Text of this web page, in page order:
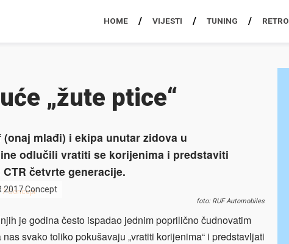
HOME VIJESTI TUNING RETRO
„žute ptice“
mlađi) i ekipa unutar zidova u
odlučili vratiti se korijenima i predstaviti
četvrte generacije.
2017 Concept
foto: RUF Automobiles
je godina često ispadao jednim poprilično čudnovatim
svako toliko pokušavaju „vratiti korijenima“ i predstavljati